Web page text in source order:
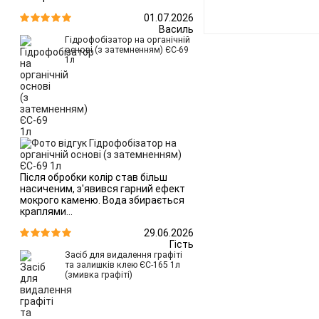


01.07.2026
Василь
Гідрофобізатор на органічній
основі (з затемненням) ЄС-69
1л
Після обробки колір став більш
насиченим, з'явився гарний ефект
мокрого каменю. Вода збирається
краплями...


29.06.2026
Гість
Засіб для видалення графіті
та залишків клею ЄС-165 1л
(змивка графіті)